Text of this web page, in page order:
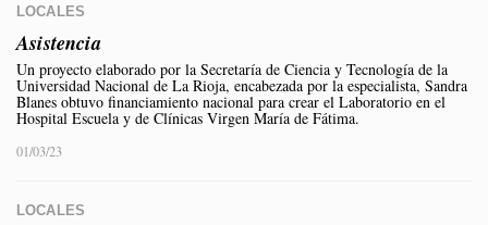
LOCALES
Asistencia
Un proyecto elaborado por la Secretaría de Ciencia y Tecnología de la
Universidad Nacional de La Rioja, encabezada por la especialista, Sandra
Blanes obtuvo financiamiento nacional para crear el Laboratorio en el
Hospital Escuela y de Clínicas Virgen María de Fátima.
01/03/23
LOCALES